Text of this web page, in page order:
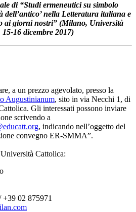
di “Studi ermeneutici su simbolo
dell’antico’ nella Letteratura italiana e
ai giorni nostri” (Milano, Università
16 dicembre 2017)
a un prezzo agevolato, presso la
Augustinianum, sito in via Necchi 1, di
Gli interessati possono inviare
scrivendo a
, indicando nell’oggetto del
convegno ER-SMMA”.
Cattolica:
02 875971